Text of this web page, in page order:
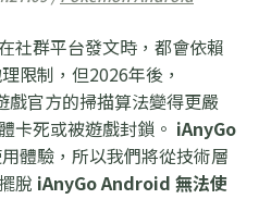
社群平台發文時，都會依賴
限制，但2026年後，
官方的掃描算法變得更嚴
卡死或被遊戲封鎖。 iAnyGo
體驗，所以我們將從技術層
脫 iAnyGo Android 無法使